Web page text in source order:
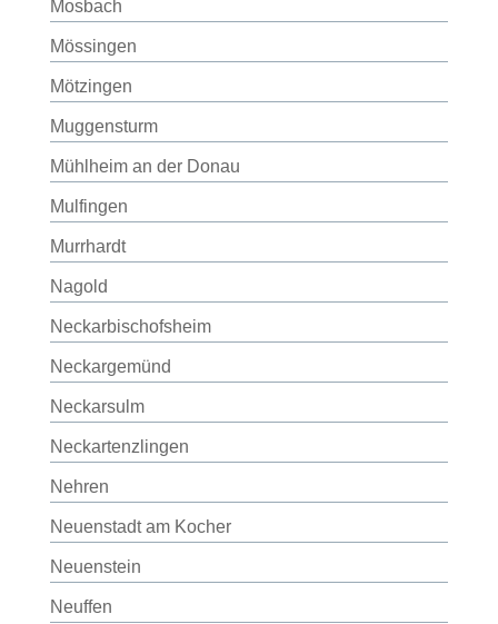
Mosbach
Mössingen
Mötzingen
Muggensturm
Mühlheim an der Donau
Mulfingen
Murrhardt
Nagold
Neckarbischofsheim
Neckargemünd
Neckarsulm
Neckartenzlingen
Nehren
Neuenstadt am Kocher
Neuenstein
Neuffen